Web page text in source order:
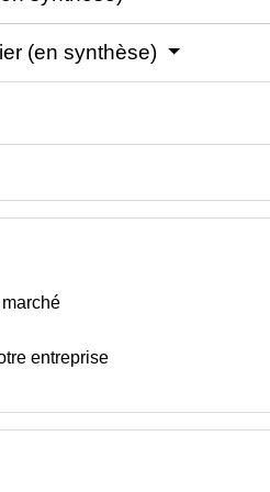
(en synthèse)
entreprise